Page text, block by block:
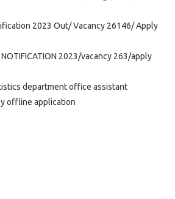
2023 Out/ Vacancy 26146/ Apply
NOTIFICATION 2023/vacancy 263/apply
department office assistant
offline application